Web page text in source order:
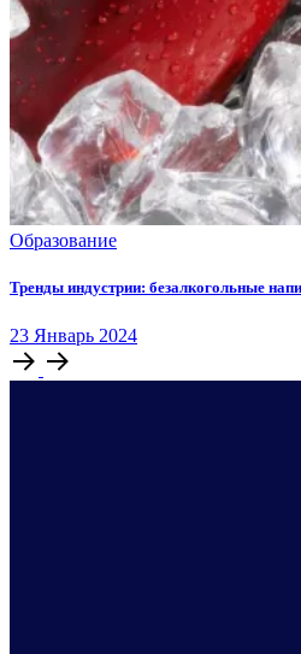
Образование
Тренды индустрии: безалкогольные
23 Январь 2024